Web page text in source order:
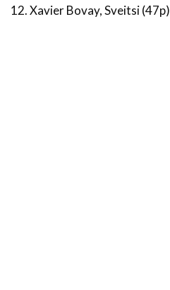
12. Xavier Bovay, Sveitsi (47p)